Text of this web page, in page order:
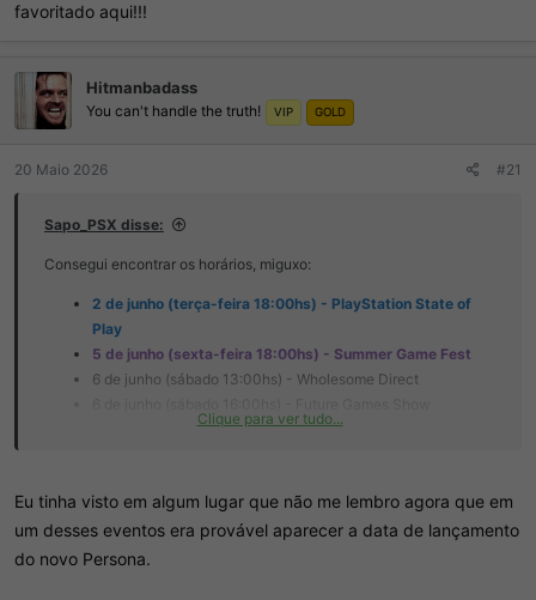
favoritado aqui!!!
Hitmanbadass
You can't handle the truth! VIP GOLD
20 Maio 2026 #21
Sapo_PSX disse:
Consegui encontrar os horários, miguxo:
2 de junho (terça-feira 18:00hs) - PlayStation State of
Play
5 de junho (sexta-feira 18:00hs) - Summer Game Fest
6 de junho (sábado 13:00hs) - Wholesome Direct
7 de junho (domingo 14:00hs) - Multibox Games
Clique para ver tudo...
Eu tinha visto em algum lugar que não me lembro agora que em
um desses eventos era provável aparecer a data de lançamento
do novo Persona.